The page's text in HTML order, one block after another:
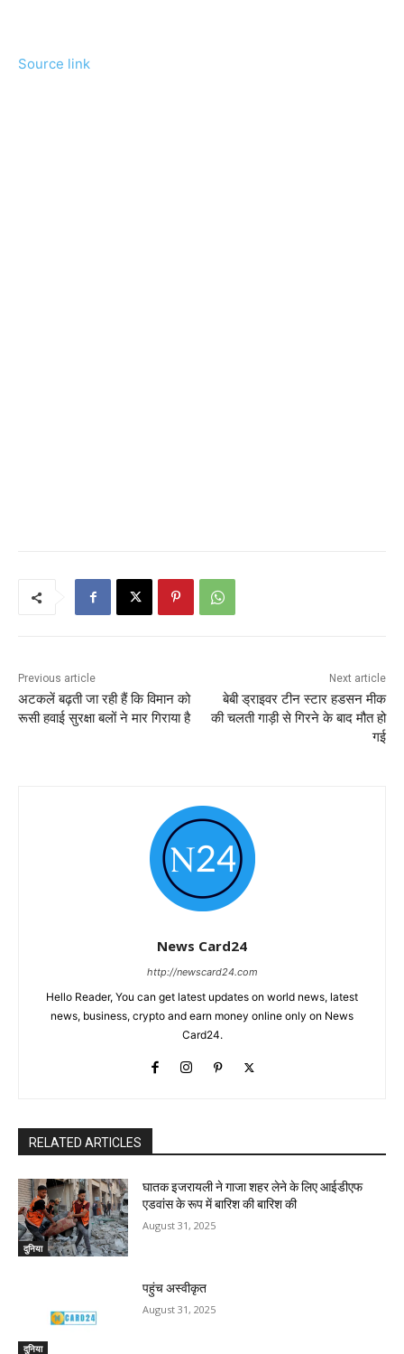
Source link
Previous article
अटकलें बढ़ती जा रही हैं कि विमान को
रूसी हवाई सुरक्षा बलों ने मार गिराया है
Next article
बेबी ड्राइवर टीन स्टार हडसन मीक
की चलती गाड़ी से गिरने के बाद मौत हो
गई
News Card24
http://newscard24.com
Hello Reader, You can get latest updates on world news, latest
news, business, crypto and earn money online only on News
Card24.
RELATED ARTICLES
दुनिया
घातक इजरायली ने गाजा शहर लेने के लिए आईडीएफ
एडवांस के रूप में बारिश की बारिश की
August 31, 2025
दुनिया
पहुंच अस्वीकृत
August 31, 2025